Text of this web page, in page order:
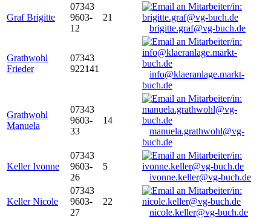
Graf Brigitte
07343
9603-
12
21
brigitte.graf@vg-buch.de
Grathwohl
Frieder
07343
922141
info@klaeranlage.markt-
buch.de
Grathwohl
Manuela
07343
9603-
33
14
manuela.grathwohl@vg-
buch.de
Keller Ivonne
07343
9603-
26
5
ivonne.keller@vg-buch.de
Keller Nicole
07343
9603-
27
22
nicole.keller@vg-buch.de